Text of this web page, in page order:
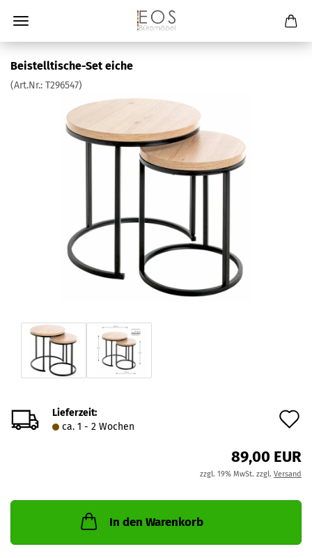
Beistelltische-Set eiche
(Art.Nr.: T296547)
Lieferzeit:
ca. 1 - 2 Wochen
89,00 EUR
zzgl. 19% MwSt. zzgl. Versand
In den Warenkorb